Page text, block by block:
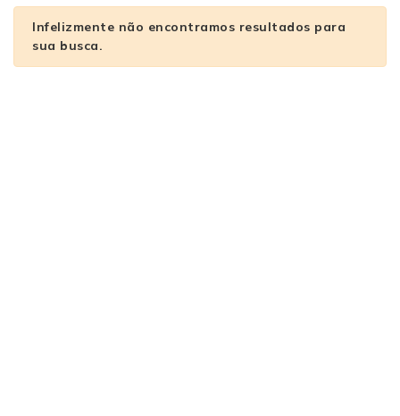
Infelizmente não encontramos resultados para
sua busca.